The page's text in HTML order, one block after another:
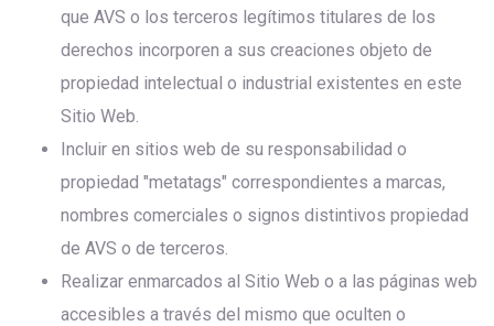
que AVS o los terceros legítimos titulares de los
derechos incorporen a sus creaciones objeto de
propiedad intelectual o industrial existentes en este
Sitio Web.
Incluir en sitios web de su responsabilidad o
propiedad "metatags" correspondientes a marcas,
nombres comerciales o signos distintivos propiedad
de AVS o de terceros.
Realizar enmarcados al Sitio Web o a las páginas web
accesibles a través del mismo que oculten o